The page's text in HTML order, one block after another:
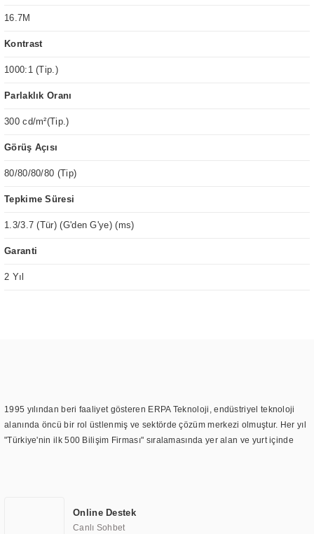
16.7M
Kontrast
1000:1 (Tip.)
Parlaklık Oranı
300 cd/m²(Tip.)
Görüş Açısı
80/80/80/80 (Tip)
Tepkime Süresi
1.3/3.7 (Tür) (G'den G'ye) (ms)
Garanti
2 Yıl
1995 yılından beri faaliyet gösteren ERPA Teknoloji, endüstriyel teknoloji
alanında öncü bir rol üstlenmiş ve sektörde çözüm merkezi olmuştur. Her yıl
"Türkiye'nin ilk 500 Bilişim Firması" sıralamasında yer alan ve yurt içinde
TOCHI markası altında kendi ürettiği ürünlerde kullanmıştır. Günümüzde
Online Destek
Canlı Sohbet